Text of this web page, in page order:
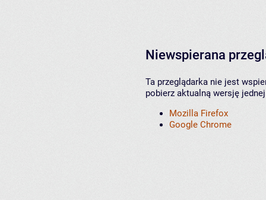
Niewspierana
Ta przeglądarka nie jest
pobierz aktualną wersję
Mozilla Firefox
Google Chrome